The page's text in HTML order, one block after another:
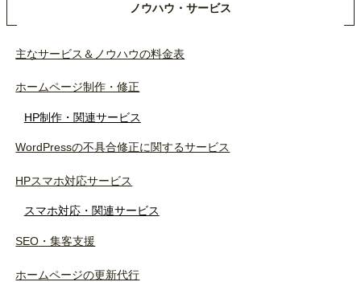
ノウハウ・サービス
主なサービス＆ノウハウの料金表
ホームページ制作・修正
HP制作・関連サービス
WordPressの不具合修正に関するサービス
HPスマホ対応サービス
スマホ対応・関連サービス
SEO・集客支援
ホームページの更新代行